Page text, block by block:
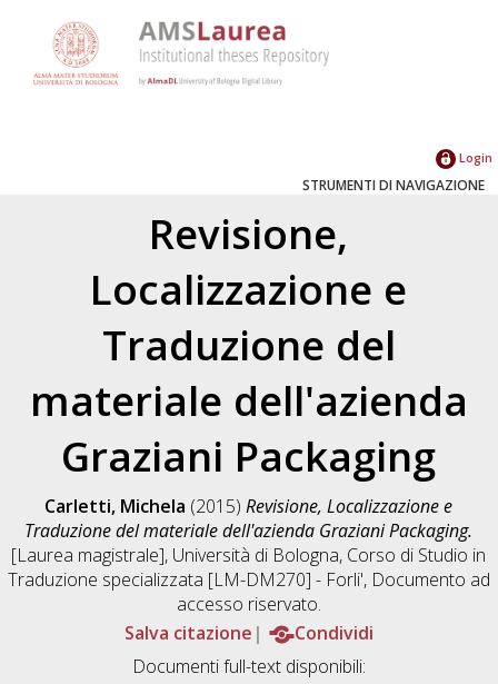
Login
STRUMENTI DI NAVIGAZIONE
Revisione,
Localizzazione e
Traduzione del
materiale dell'azienda
Graziani Packaging
Carletti, Michela (2015)Revisione, Localizzazione e
Traduzione del materiale dell'azienda Graziani Packaging.
[Laurea magistrale], Università di Bologna, Corso di Studio in
Traduzione specializzata [LM-DM270] - Forli', Documento ad
accesso riservato.
Salva citazione
Condividi
Documenti full-text disponibili: